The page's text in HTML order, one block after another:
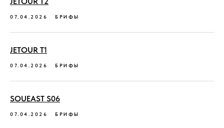
07.04.2026 БРИФЫ
JETOUR T1
07.04.2026 БРИФЫ
SOUEAST S06
07.04.2026 БРИФЫ